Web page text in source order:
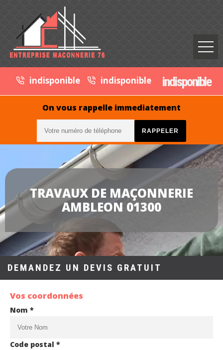
indisponible indisponible indisponible
On vous rappelle immediatement
TRAVAUX DE MAÇONNERIE
AMBLEON 01300
DEMANDEZ UN DEVIS GRATUIT
Vos coordonnées
Nom *
Code postal *